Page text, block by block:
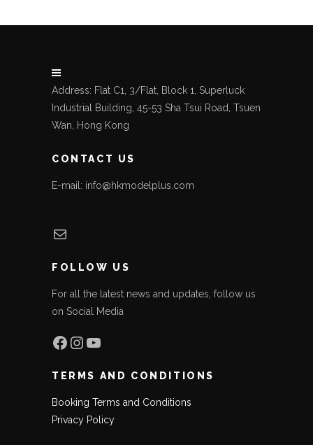
Address: Flat C1, 3/Flat, Block 1, Superluck
Industrial Building, 45-53 Sha Tsui Road, Tsuen
Wan, Hong Kong
CONTACT US
E-mail: info@hkmodelplus.com
Mail
FOLLOW US
For all the latest news and updates, follow us
on Social Media
Facebook
Instagram
YouTube
TERMS AND CONDITIONS
Booking Terms and Conditions
Privacy Policy